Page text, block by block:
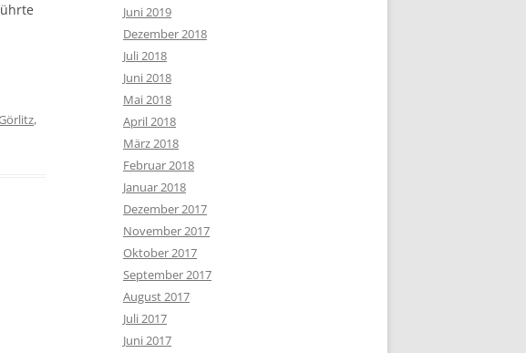
,
Juni 2019
Dezember 2018
Juli 2018
Juni 2018
Mai 2018
April 2018
März 2018
Februar 2018
Januar 2018
Dezember 2017
November 2017
Oktober 2017
September 2017
August 2017
Juli 2017
Juni 2017